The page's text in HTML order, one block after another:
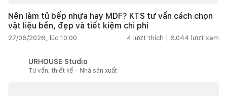
Nên làm tủ bếp nhựa hay MDF? KTS tư vấn cách chọn
vật liệu bền, đẹp và tiết kiệm chi phí
27/06/2026, lúc 10:00 4 lượt thích | 6.044 lượt xem
URHOUSE Studio
Tư vấn, thiết kế - Nhà sản xuất